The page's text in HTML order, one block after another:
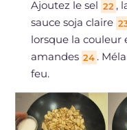
Ajoutez le sel 22 ,
sauce soja claire
lorsque la couleur
amandes 24 .
feu.